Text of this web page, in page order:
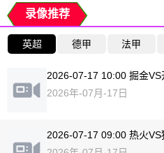
录像推荐
英超 德甲 法甲
2026-07-17 10:00 掘金VS
2026年-07月-17日
2026-07-17 09:00 热火VS